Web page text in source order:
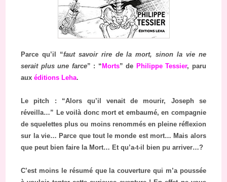
Parce qu’il “faut savoir rire de la mort, sinon la vie ne
serait plus une farce” : “ Morts” de Philippe Tessier, paru
auxéditions Leha.
Le pitch : “Alors qu’il venait de mourir, Joseph se
réveilla…” Le voilà donc mort et embaumé, en compagnie
de squelettes plus ou moins renommés en pleine réflexion
sur la vie… Parce que tout le monde est mort… Mais alors
que peut bien faire la Mort… Et qu’a-t-il bien pu arriver…?
C’est moins le résumé que la couverture qui m’a poussée